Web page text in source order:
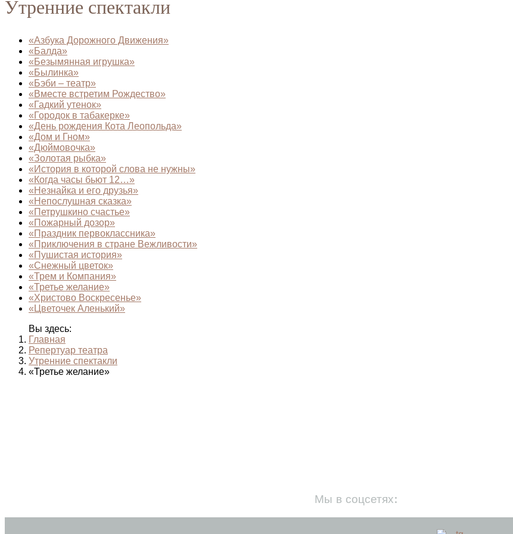
Утренние спектакли
«Азбука Дорожного Движения»
«Балда»
«Безымянная игрушка»
«Былинка»
«Бэби – театр»
«Вместе встретим Рождество»
«Гадкий утенок»
«Городок в табакерке»
«День рождения Кота Леопольда»
«Дом и Гном»
«Дюймовочка»
«Золотая рыбка»
«История в которой слова не нужны»
«Когда часы бьют 12…»
«Незнайка и его друзья»
«Непослушная сказка»
«Петрушкино счастье»
«Пожарный дозор»
«Праздник первоклассника»
«Приключения в стране Вежливости»
«Пушистая история»
«Снежный цветок»
«Трем и Компания»
«Третье желание»
«Христово Воскресенье»
«Цветочек Аленький»
Вы здесь:
Главная
Репертуар театра
Утренние спектакли
«Третье желание»
Мы в соцсетях: